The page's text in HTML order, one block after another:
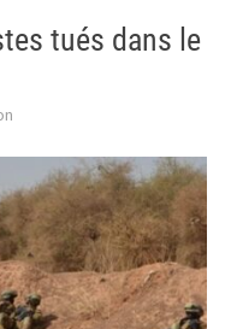
tués dans le